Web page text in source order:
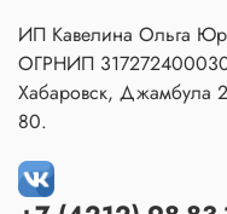
ИП Кавелина Ольга
ОГРНИП
Хабаровск, Джамбула
80.